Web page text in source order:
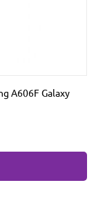
A606F Galaxy